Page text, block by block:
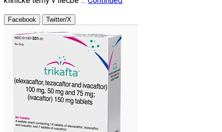
Facebook Twitter/X